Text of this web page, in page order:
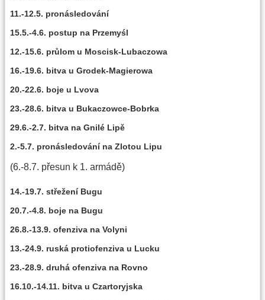
11.-12.5. pronásledování
15.5.-4.6. postup na Przemyśl
12.-15.6. průlom u Moscisk-Lubaczowa
16.-19.6. bitva u Grodek-Magierowa
20.-22.6. boje u Lvova
23.-28.6. bitva u Bukaczowce-Bobrka
29.6.-2.7. bitva na Gnilé Lipě
2.-5.7. pronásledování na Zlotou Lipu
(6.-8.7. přesun k 1. armádě)
14.-19.7. střežení Bugu
20.7.-4.8. boje na Bugu
26.8.-13.9. ofenziva na Volyni
13.-24.9. ruská protiofenziva u Lucku
23.-28.9. druhá ofenziva na Rovno
16.10.-14.11. bitva u Czartoryjska